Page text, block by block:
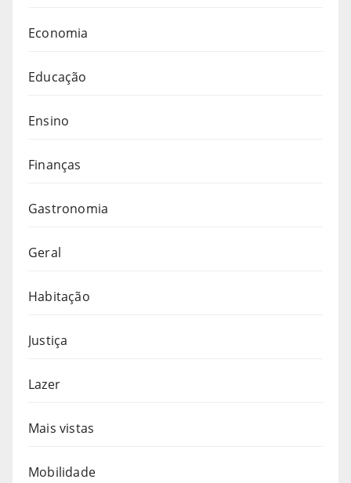
Economia
Educação
Ensino
Finanças
Gastronomia
Geral
Habitação
Justiça
Lazer
Mais vistas
Mobilidade